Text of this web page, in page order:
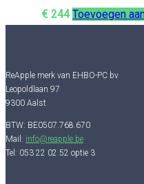
€ 244 Toevoegen
ReApple merk van EHBO-PC bv
Leopoldlaan 97
9300 Aalst
BTW: BE0507.768.670
Mail: info@reapple.be
Tel: 053 22 02 52 optie 3